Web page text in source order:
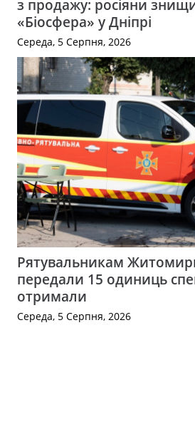
з продажу: росіяни
«Біосфера» у Дніпрі
Середа, 5 Серпня, 2026
Рятувальникам
передали 15 одиниць
отримали
Середа, 5 Серпня, 2026